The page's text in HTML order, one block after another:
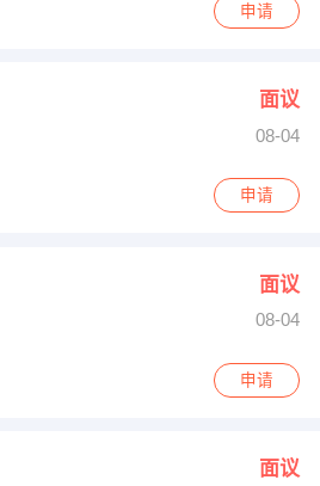
申请
面议
08-04
申请
面议
08-04
申请
面议